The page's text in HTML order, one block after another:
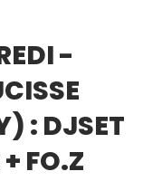
-
: DJSET
FO.Z